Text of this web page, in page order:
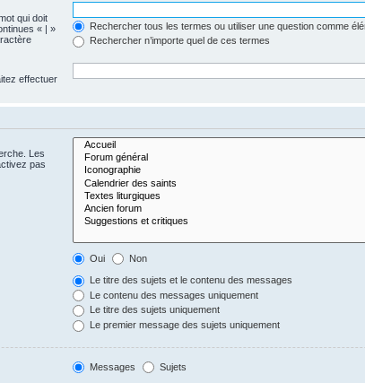
qui doit
« | »
Rechercher tous les termes ou utiliser une question comme
Rechercher n’importe quel de ces termes
effectuer
Les
pas
Oui Non
Le titre des sujets et le contenu des messages
Le contenu des messages uniquement
Le titre des sujets uniquement
Le premier message des sujets uniquement
Messages Sujets